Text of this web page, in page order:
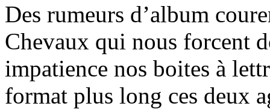
Des rumeurs d’album
Chevaux qui nous forcent
impatience nos boites à
format plus long ces deux